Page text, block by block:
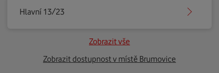
Hlavní 13/23
Zobrazit vše
Zobrazit dostupnost v místě Brumovice